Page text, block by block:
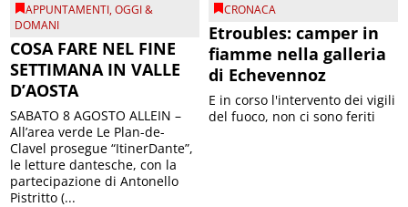
APPUNTAMENTI,OGGI &
DOMANI
COSA FARE NEL FINE
SETTIMANA IN VALLE
D’AOSTA
SABATO 8 AGOSTO ALLEIN –
All’area verde Le Plan-de-
Clavel prosegue “ItinerDante”,
le letture dantesche, con la
partecipazione di Antonello
Pistritto (...
CRONACA
Etroubles: camper in
fiamme nella galleria
di Echevennoz
E in corso l'intervento dei vigili
del fuoco, non ci sono feriti